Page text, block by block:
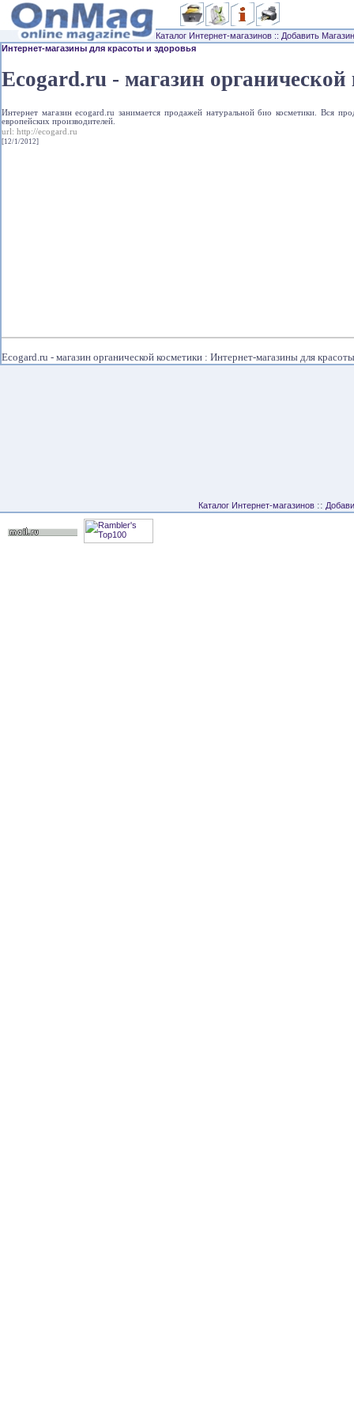
Каталог Интернет-магазинов :: Добавить Магазин
Интернет-магазины для красоты и здоровья
Ecogard.ru - магазин органической
Интернет магазин ecogard.ru занимается продажей натуральной био косметики. Вся
европейских производителей.
url: http://ecogard.ru
[12/1/2012]
Ecogard.ru - магазин органической косметики : Интернет-магазины для
Каталог Интернет-магазинов ::